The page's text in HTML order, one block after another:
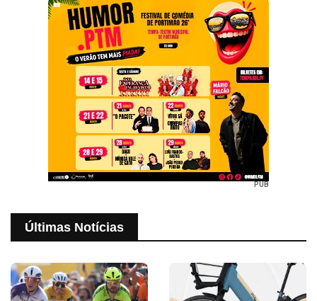
PUB
Últimas Notícias